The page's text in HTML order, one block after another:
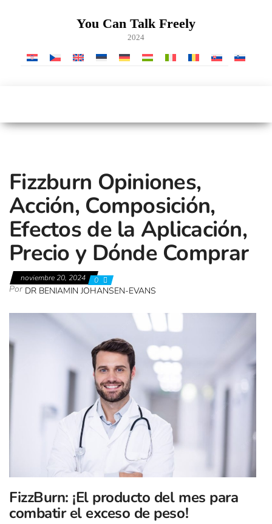
You Can Talk Freely
2024
Fizzburn Opiniones,
Acción, Composición,
Efectos de la Aplicación,
Precio y Dónde Comprar
noviembre 20, 2024 0
Por DR BENIAMIN JOHANSEN-EVANS
FizzBurn: ¡El producto del mes para
combatir el exceso de peso!